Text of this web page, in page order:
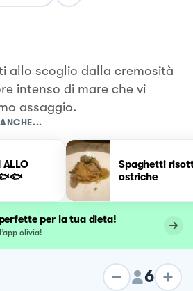
allo scoglio dalla cremosità
intenso di mare che vi
assaggio.
ANCHE...
ALLO
Spaghetti
ostriche
per la tua dieta!
olivia!
6